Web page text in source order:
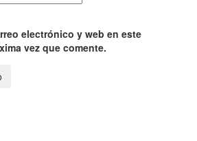
electrónico y web en este
vez que comente.